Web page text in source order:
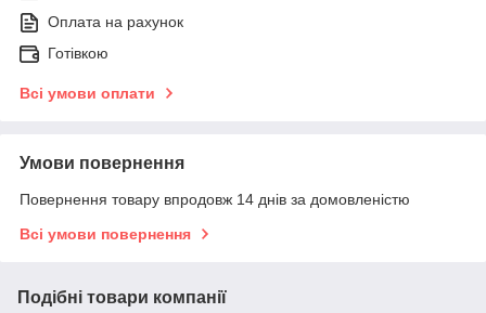
Оплата на рахунок
Готівкою
Всі умови оплати
Умови повернення
Повернення товару впродовж 14 днів за домовленістю
Всі умови повернення
Подібні товари компанії